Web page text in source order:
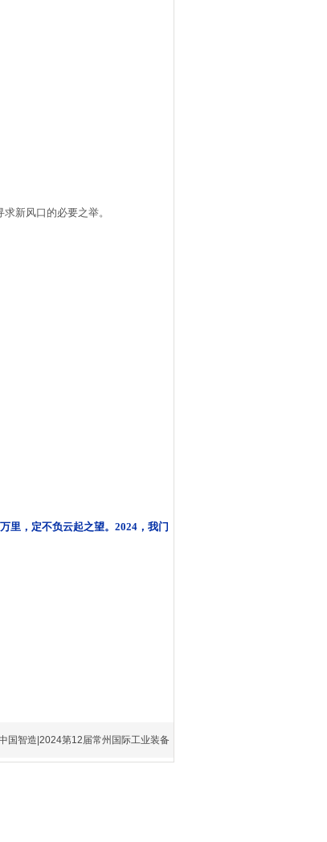
新风口的必要之举。
里，定不负云起之望。 2024，我门
国智造|2024第12届常州国际工业装备